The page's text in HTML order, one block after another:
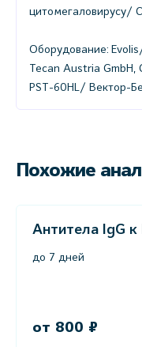
цитомегаловирусу/
Оборудование:
Tecan Austria GmbH,
PST-60HL/ Вектор-
Похожие
Антитела IgG
до 7 дней
от 800 ₽